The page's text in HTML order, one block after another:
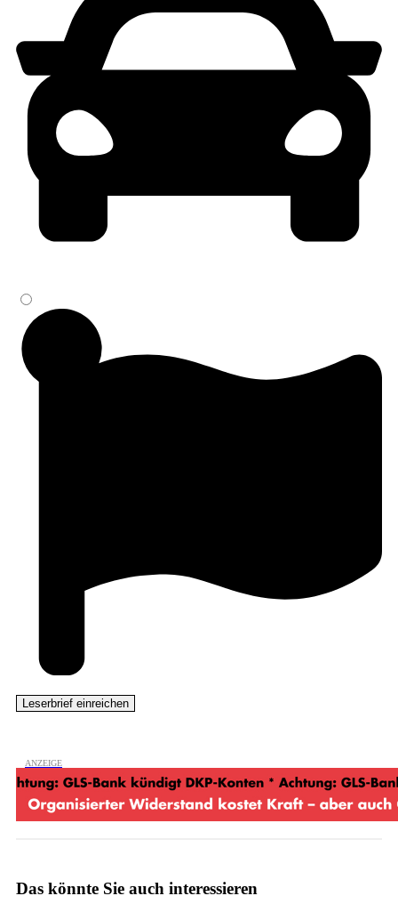
Das könnte Sie auch interessieren